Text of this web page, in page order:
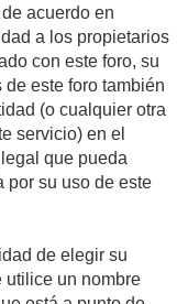
acuerdo en
a los propietarios
con este foro, su
este foro también
(o cualquier otra
servicio) en el
que pueda
por su uso de este
de elegir su
utilice un nombre